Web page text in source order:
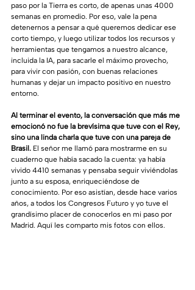
paso por la Tierra es corto, de apenas unas 4000
semanas en promedio. Por eso, vale la pena
detenernos a pensar a qué queremos dedicar ese
corto tiempo, y luego utilizar todos los recursos y
herramientas que tengamos a nuestro alcance,
incluida la IA, para sacarle el máximo provecho,
para vivir con pasión, con buenas relaciones
humanas y dejar un impacto positivo en nuestro
entorno.
Al terminar el evento, la conversación que más me
emocionó no fue la brevísima que tuve con el Rey,
sino una linda charla que tuve con una pareja de
Brasil. El señor me llamó para mostrarme en su
cuaderno que había sacado la cuenta: ya había
vivido 4410 semanas y pensaba seguir viviéndolas
junto a su esposa, enriqueciéndose de
conocimiento. Por eso asistían, desde hace varios
años, a todos los Congresos Futuro y yo tuve el
grandísimo placer de conocerlos en mi paso por
Madrid. Aquí les comparto mis fotos con ellos.